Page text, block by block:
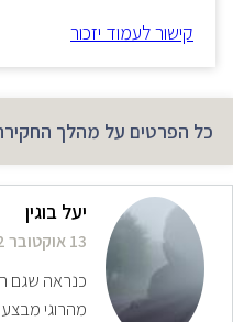
קישור לעמוד יזכור
כל הפרטים על מהלך
יעל בוגין
13 אוקטובר 2022, 08:32
כנראה שגם
מהרוגי מבצע